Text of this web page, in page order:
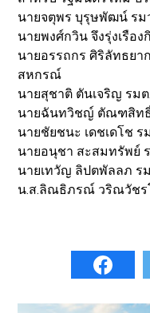
นายจตุพร บุรุษพัฒน์ รม
นายพงศ์กวิน จึงรุ่งเรือ
นายอรรถกร ศิริลัทธยา
สหกรณ์
นายสุชาติ ตันเจริญ รม
นายฉันทวิชญ์ ตัณฑสิท
นายชัยชนะ เดชเดโช
นายอนุชา สะสมทรัพย์
นายเทวัญ ลิปตพัลลภ ร
น.ส.ลิณธิภรณ์ วริณวัชร